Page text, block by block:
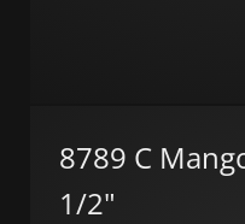
8789 C
1/2"